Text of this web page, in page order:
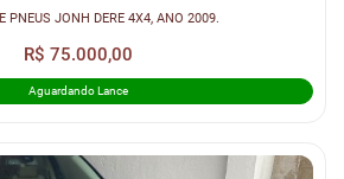
PNEUS JONH DERE 4X4, ANO 2009.
R$ 75.000,00
Aguardando Lance